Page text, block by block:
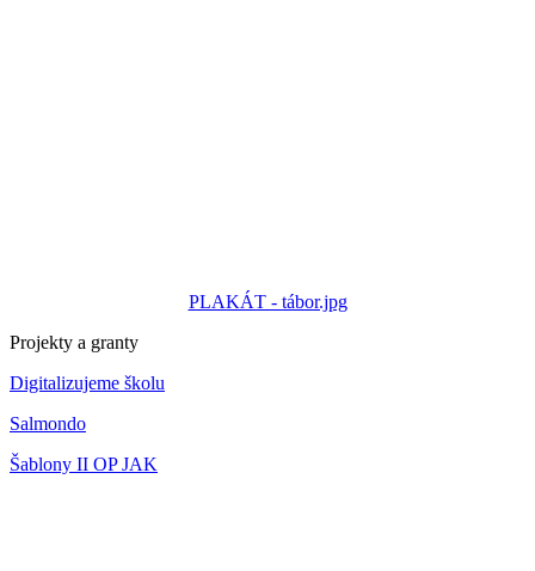
PLAKÁT - tábor.jpg
Projekty a granty
Digitalizujeme školu
Salmondo
Šablony II OP JAK